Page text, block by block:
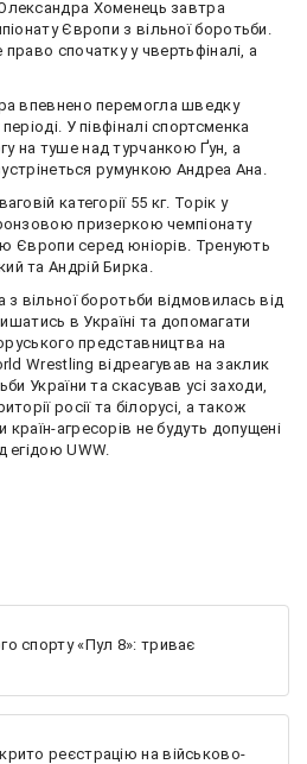
Хоменець завтра
Європи з вільної боротьби.
спочатку у чвертьфіналі, а
впевнено перемогла шведку
У півфіналі спортсменка
на туше над турчанкою Ґун, а
румункою Андреа Ана.
категорії 55 кг. Торік у
призеркою чемпіонату
Європи серед юніорів. Тренують
та Андрій Бирка.
з вільної боротьби відмовилась від
в Україні та допомагати
представництва на
Wrestling відреагував на заклик
України та скасував усі заходи,
росії та білорусі, а також
агресорів не будуть допущені
егідою UWW.
спорту «Пул 8»: триває
реєстрацію на військово-